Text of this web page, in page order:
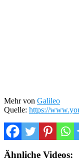
Mehr von Galileo
Quelle: https://
Ähnliche Videos: